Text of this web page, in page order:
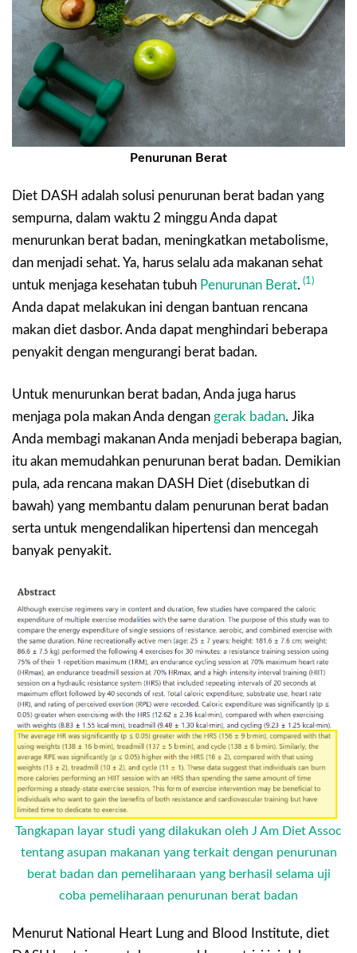
Penurunan Berat
Diet DASH adalah solusi penurunan berat badan yang
sempurna, dalam waktu 2 minggu Anda dapat
menurunkan berat badan, meningkatkan metabolisme,
dan menjadi sehat. Ya, harus selalu ada makanan sehat
untuk menjaga kesehatan tubuh Penurunan Berat. (1)
Anda dapat melakukan ini dengan bantuan rencana
makan diet dasbor. Anda dapat menghindari beberapa
penyakit dengan mengurangi berat badan.
Untuk menurunkan berat badan, Anda juga harus
menjaga pola makan Anda dengan gerak badan. Jika
Anda membagi makanan Anda menjadi beberapa bagian,
itu akan memudahkan penurunan berat badan. Demikian
pula, ada rencana makan DASH Diet (disebutkan di
bawah) yang membantu dalam penurunan berat badan
serta untuk mengendalikan hipertensi dan mencegah
banyak penyakit.
Tangkapan layar studi yang dilakukan oleh J Am Diet Assoc
tentang asupan makanan yang terkait dengan penurunan
berat badan dan pemeliharaan yang berhasil selama uji
coba pemeliharaan penurunan berat badan
Menurut National Heart Lung and Blood Institute, diet